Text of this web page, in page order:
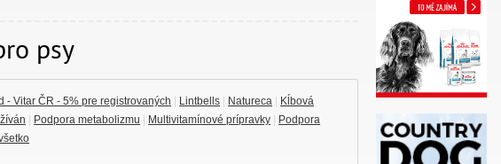
psy
- Vitar ČR - 5% pre registrovaných Lintbells Natureca
Kĺbová
Podpora metabolizmu Multivitamínové prípravky
Podpora